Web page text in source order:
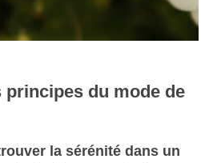
principes du mode de
la sérénité dans un